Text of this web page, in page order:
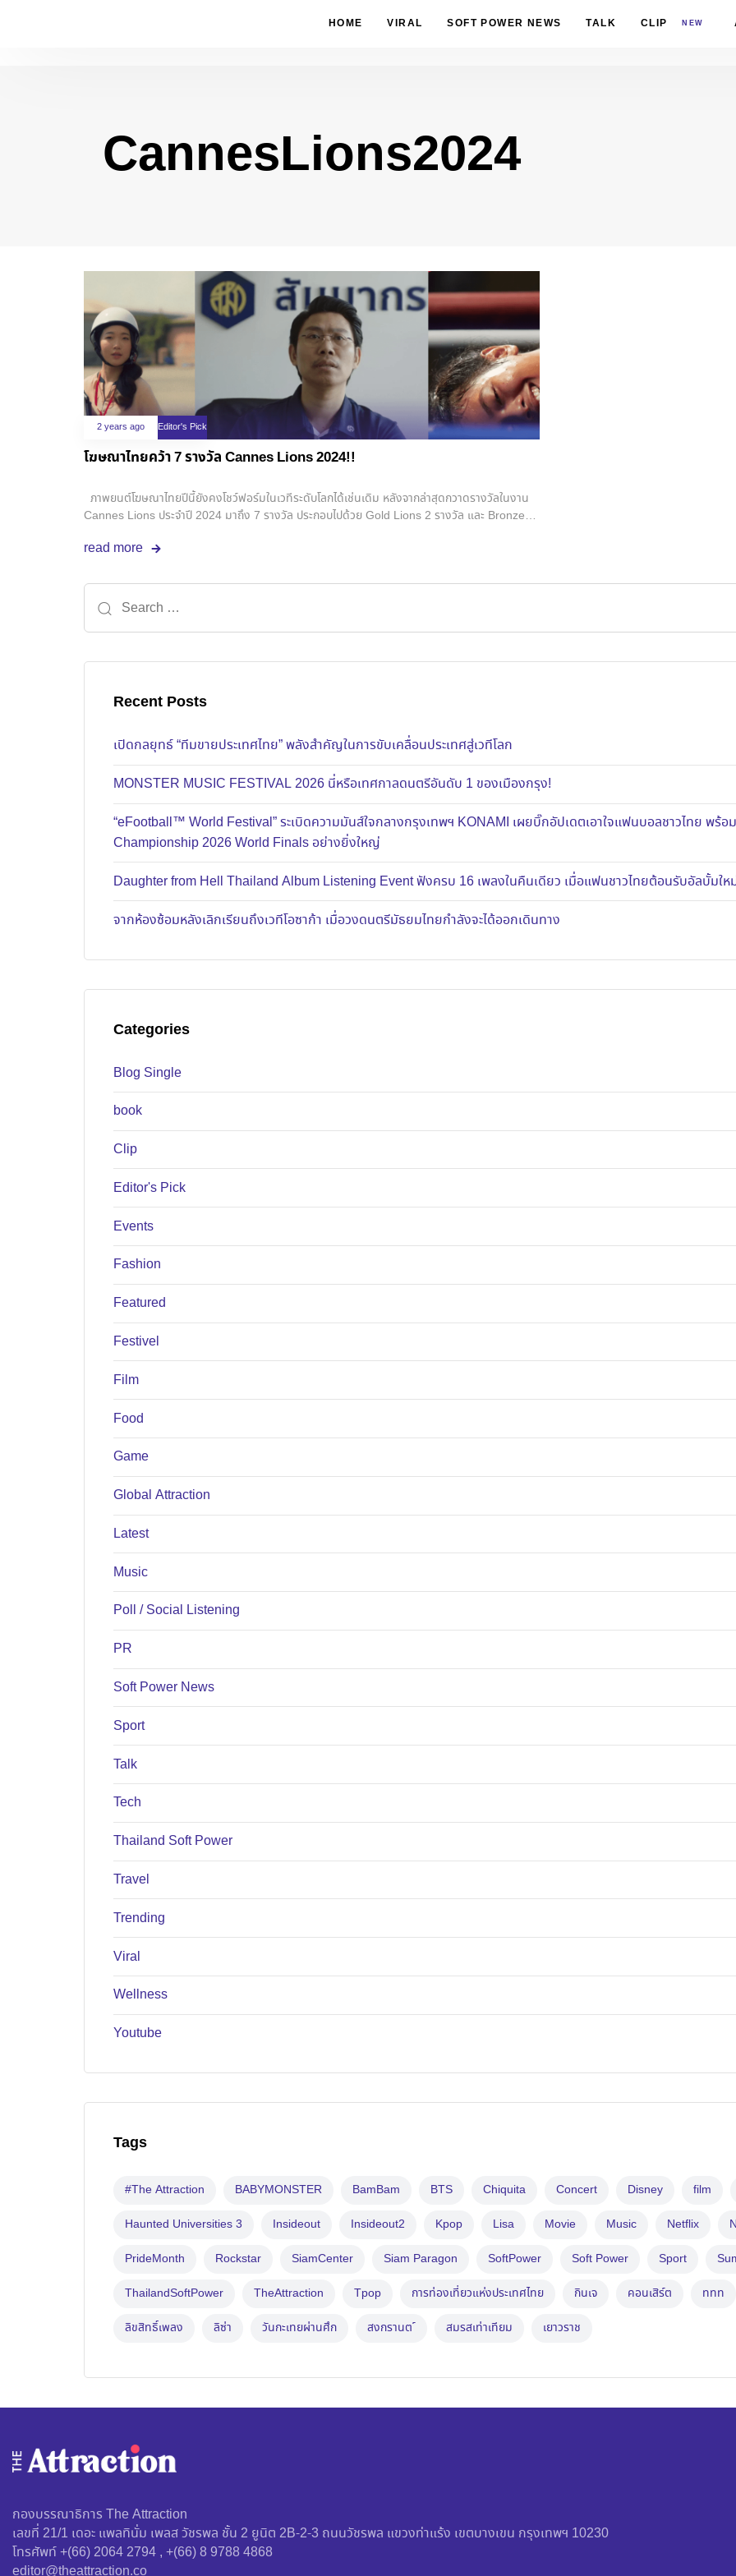
HOME VIRAL SOFT POWER NEWS TALK CLIP NEW
CannesLions2024
2 years ago Editor's Pick
โฆษณาไทยคว้า 7 รางวัล Cannes Lions 2024!!
ภาพยนต์โฆษณาไทยปีนี้ยังคงโชว์ฟอร์มในเวทีระดับโลกได้เช่นเดิม หลังจากล่าสุดกวาดรางวัลในงาน
Cannes Lions ประจำปี 2024 มาถึง 7 รางวัล ประกอบไปด้วย Gold Lions 2 รางวัล และ Bronze
read more
Recent Posts
เปิดกลยุทธ์ “ทีมขายประเทศไทย” พลังสำคัญในการขับเคลื่อนประเทศสู่เวทีโลก
MONSTER MUSIC FESTIVAL 2026 นี่หรือเทศกาลดนตรีอันดับ 1 ของเมืองกรุง!
“eFootball™ World Festival” ระเบิดความมันส์ใจกลางกรุงเทพฯ KONAMI เผยบิ๊กอัปเดตเอาใจแฟนบอลชาวไทย พ
Championship 2026 World Finals อย่างยิ่งใหญ่
Daughter from Hell Thailand Album Listening Event ฟังครบ 16 เพลงในคืนเดียว เมื่อแฟนชาวไทยต้อนรับอัลบั้มใ
จากห้องซ้อมหลังเลิกเรียนถึงเวทีโอซาก้า เมื่อวงดนตรีมัธยมไทยกำลังจะได้ออกเดินทาง
Categories
Blog Single
book
Clip
Editor's Pick
Events
Fashion
Featured
Festivel
Film
Food
Game
Global Attraction
Latest
Music
Poll / Social Listening
PR
Soft Power News
Sport
Talk
Tech
Thailand Soft Power
Travel
Trending
Viral
Wellness
Youtube
Tags
#The Attraction BABYMONSTER BamBam BTS Chiquita Concert Disney film
Haunted Universities 3 Insideout Insideout2 Kpop Lisa Movie Music Netflix
PrideMonth Rockstar SiamCenter Siam Paragon SoftPower Soft Power Sport
ThailandSoftPower TheAttraction Tpop การท่องเที่ยวแห่งประเทศไทย กินเจ คอนเสิร์ต ททท
ลิขสิทธิ์เพลง ลิซ่า วันกะเทยผ่านศึก สงกรานต ์ สมรสเท่าเทียม เยาวราช
กองบรรณาธิการ The Attraction
เลขที่ 21/1 เดอะ แพลทินั่ม เพลส วัชรพล ชั้น 2 ยูนิต 2B-2-3 ถนนวัชรพล แขวงท่าแร้ง เขตบางเขน กรุงเทพฯ 10230
โทรศัพท์ +(66) 2064 2794 , +(66) 8 9788 4868
editor@theattraction.co